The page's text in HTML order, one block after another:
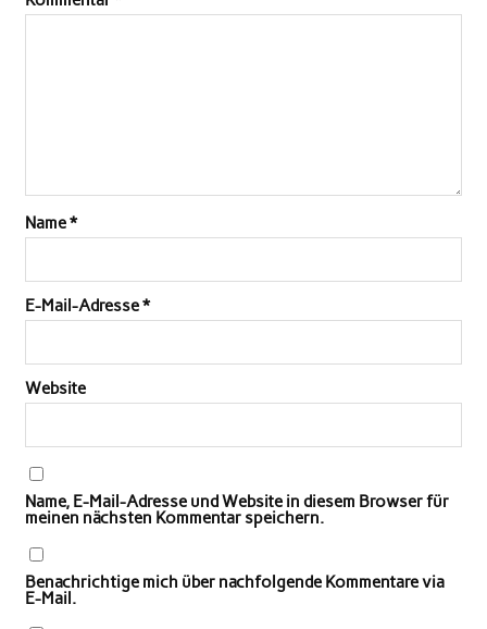
Name*
E-Mail-Adresse*
Website
Name, E-Mail-Adresse und Website in diesem Browser für
meinen nächsten Kommentar speichern.
Benachrichtige mich über nachfolgende Kommentare via
E-Mail.